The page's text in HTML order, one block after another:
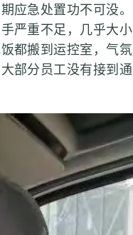
应急处置功不可没。
严重不足，几乎大小
都搬到运控室，气氛
部分员工没有接到通